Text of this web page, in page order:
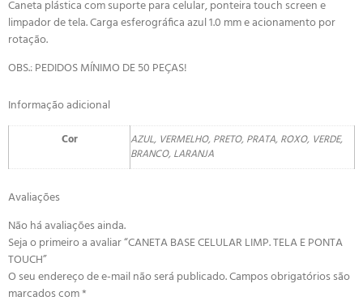
Caneta plástica com suporte para celular, ponteira touch screen e
limpador de tela. Carga esferográfica azul 1.0 mm e acionamento por
rotação.
OBS.: PEDIDOS MÍNIMO DE 50 PEÇAS!
Informação adicional
Cor
AZUL, VERMELHO, PRETO, PRATA, ROXO, VERDE,
BRANCO, LARANJA
Avaliações
Não há avaliações ainda.
Seja o primeiro a avaliar “CANETA BASE CELULAR LIMP. TELA E PONTA
TOUCH”
O seu endereço de e-mail não será publicado.Campos obrigatórios são
marcados com*